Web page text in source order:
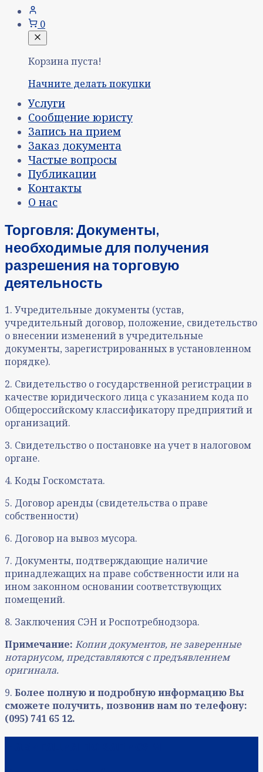
0
Корзина пуста!
Начните делать покупки
Услуги
Сообщение юристу
Запись на прием
Заказ документа
Частые вопросы
Публикации
Контакты
О нас
Торговля: Документы,
необходимые для получения
разрешения на торговую
деятельность
1. Учредительные документы (устав,
учредительный договор, положение, свидетельство
о внесении изменений в учредительные
документы, зарегистрированных в установленном
порядке).
2. Свидетельство о государственной регистрации в
качестве юридического лица с указанием кода по
Общероссийскому классификатору предприятий и
организаций.
3. Свидетельство о постановке на учет в налоговом
органе.
4. Коды Госкомстата.
5. Договор аренды (свидетельства о праве
собственности)
6. Договор на вывоз мусора.
7. Документы, подтверждающие наличие
принадлежащих на праве собственности или на
ином законном основании соответствующих
помещений.
8. Заключения СЭН и Роспотребнодзора.
Примечание: Копии документов, не заверенные
нотариусом, представляются с предъявлением
оригинала.
9. Более полную и подробную информацию Вы
сможете получить, позвонив нам по телефону:
(095) 741 65 12.